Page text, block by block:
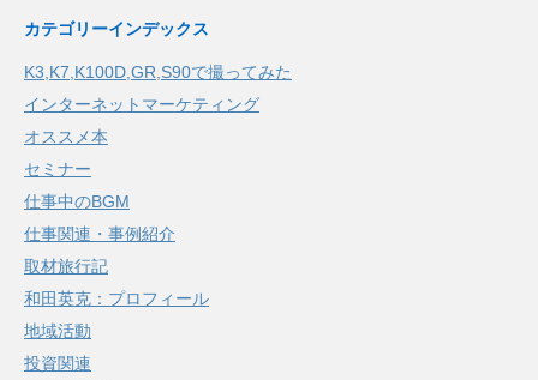
カテゴリーインデックス
K3,K7,K100D,GR,S90で撮ってみた
インターネットマーケティング
オススメ本
セミナー
仕事中のBGM
仕事関連・事例紹介
取材旅行記
和田英克：プロフィール
地域活動
投資関連